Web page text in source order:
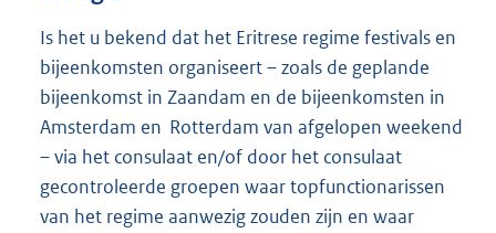
Is het u bekend dat het Eritrese regime festivals en
bijeenkomsten organiseert – zoals de geplande
bijeenkomst in Zaandam en de bijeenkomsten in
Amsterdam en Rotterdam van afgelopen weekend
– via het consulaat en/of door het consulaat
gecontroleerde groepen waar topfunctionarissen
van het regime aanwezig zouden zijn en waar